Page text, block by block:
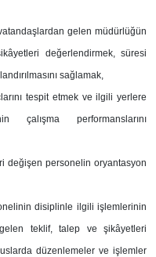
gelen müdürlüğün
değerlendirmek, süresi
sağlamak,
tespit etmek ve ilgili yerlere
çalışma performanslarını
değişen personelin oryantasyon
disiplinle ilgili işlemlerinin
gelen teklif, talep ve şikâyetleri
düzenlemeler ve işlemler